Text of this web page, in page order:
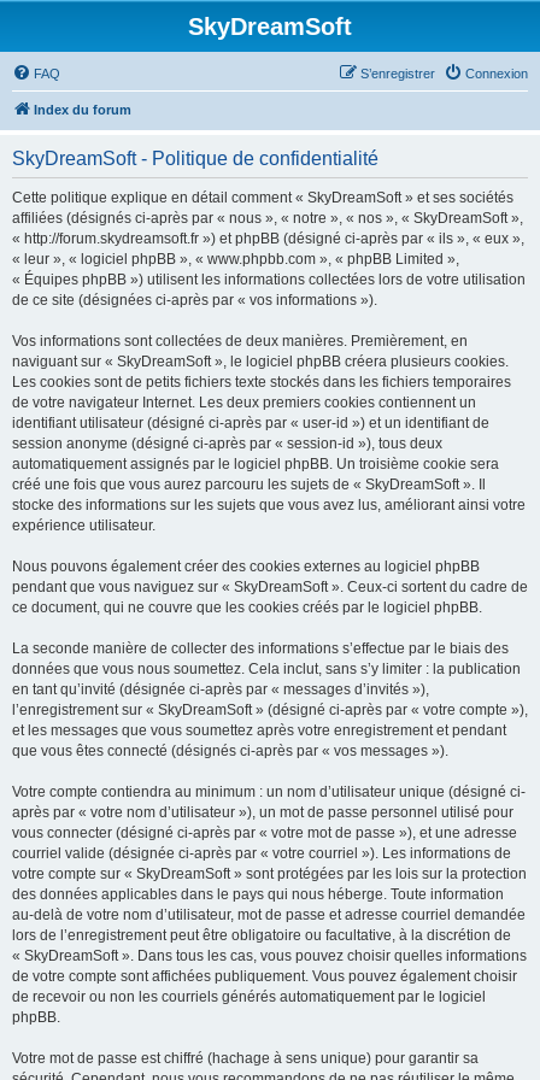
SkyDreamSoft
FAQ Connexion
S’enregistrer
Index du forum
SkyDreamSoft - Politique de confidentialité
Cette politique explique en détail comment « SkyDreamSoft » et ses sociétés
affiliées (désignés ci-après par « nous », « notre », « nos », « SkyDreamSoft »,
« http://forum.skydreamsoft.fr ») et phpBB (désigné ci-après par « ils », « eux »,
« leur », « logiciel phpBB », « www.phpbb.com », « phpBB Limited »,
« Équipes phpBB ») utilisent les informations collectées lors de votre utilisation
de ce site (désignées ci-après par « vos informations »).
Vos informations sont collectées de deux manières. Premièrement, en
naviguant sur « SkyDreamSoft », le logiciel phpBB créera plusieurs cookies.
Les cookies sont de petits fichiers texte stockés dans les fichiers temporaires
de votre navigateur Internet. Les deux premiers cookies contiennent un
identifiant utilisateur (désigné ci-après par « user-id ») et un identifiant de
session anonyme (désigné ci-après par « session-id »), tous deux
automatiquement assignés par le logiciel phpBB. Un troisième cookie sera
créé une fois que vous aurez parcouru les sujets de « SkyDreamSoft ». Il
stocke des informations sur les sujets que vous avez lus, améliorant ainsi votre
expérience utilisateur.
Nous pouvons également créer des cookies externes au logiciel phpBB
pendant que vous naviguez sur « SkyDreamSoft ». Ceux-ci sortent du cadre de
ce document, qui ne couvre que les cookies créés par le logiciel phpBB.
La seconde manière de collecter des informations s’effectue par le biais des
données que vous nous soumettez. Cela inclut, sans s’y limiter : la publication
en tant qu’invité (désignée ci-après par « messages d’invités »),
l’enregistrement sur « SkyDreamSoft » (désigné ci-après par « votre compte »),
et les messages que vous soumettez après votre enregistrement et pendant
que vous êtes connecté (désignés ci-après par « vos messages »).
Votre compte contiendra au minimum : un nom d’utilisateur unique (désigné ci-
après par « votre nom d’utilisateur »), un mot de passe personnel utilisé pour
vous connecter (désigné ci-après par « votre mot de passe »), et une adresse
courriel valide (désignée ci-après par « votre courriel »). Les informations de
votre compte sur « SkyDreamSoft » sont protégées par les lois sur la protection
des données applicables dans le pays qui nous héberge. Toute information
au-delà de votre nom d’utilisateur, mot de passe et adresse courriel demandée
lors de l’enregistrement peut être obligatoire ou facultative, à la discrétion de
« SkyDreamSoft ». Dans tous les cas, vous pouvez choisir quelles informations
de votre compte sont affichées publiquement. Vous pouvez également choisir
de recevoir ou non les courriels générés automatiquement par le logiciel
phpBB.
Votre mot de passe est chiffré (hachage à sens unique) pour garantir sa